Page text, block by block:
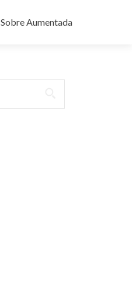
Sobre Aumentada